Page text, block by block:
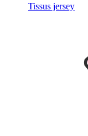
Tissus jersey